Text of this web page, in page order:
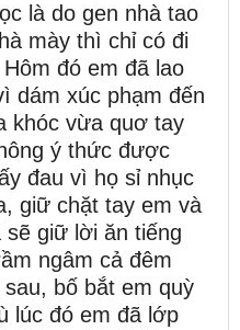
là do gen nhà tao
mày thì chỉ có đi
đó em đã lao
dám xúc phạm đến
khóc vừa quơ tay
ý thức được
đau vì họ sỉ nhục
giữ chặt tay em và
giữ lời ăn tiếng
ngâm cả đêm
bố bắt em quỳ
lúc đó em đã lớp